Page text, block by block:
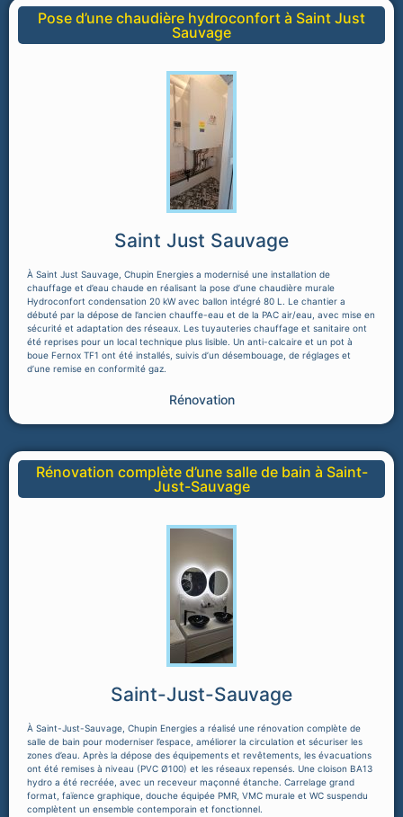
Pose d’une chaudière hydroconfort à Saint Just
Sauvage
Saint Just Sauvage
À Saint Just Sauvage, Chupin Energies a modernisé une installation de
chauffage et d’eau chaude en réalisant la pose d’une chaudière murale
Hydroconfort condensation 20 kW avec ballon intégré 80 L. Le chantier a
débuté par la dépose de l’ancien chauffe-eau et de la PAC air/eau, avec mise en
sécurité et adaptation des réseaux. Les tuyauteries chauffage et sanitaire ont
été reprises pour un local technique plus lisible. Un anti-calcaire et un pot à
boue Fernox TF1 ont été installés, suivis d’un désembouage, de réglages et
d’une remise en conformité gaz.
Rénovation
Rénovation complète d’une salle de bain à Saint-
Just-Sauvage
Saint-Just-Sauvage
À Saint-Just-Sauvage, Chupin Energies a réalisé une rénovation complète de
salle de bain pour moderniser l’espace, améliorer la circulation et sécuriser les
zones d’eau. Après la dépose des équipements et revêtements, les évacuations
ont été remises à niveau (PVC Ø100) et les réseaux repensés. Une cloison BA13
hydro a été recréée, avec un receveur maçonné étanche. Carrelage grand
format, faïence graphique, douche équipée PMR, VMC murale et WC suspendu
complètent un ensemble contemporain et fonctionnel.